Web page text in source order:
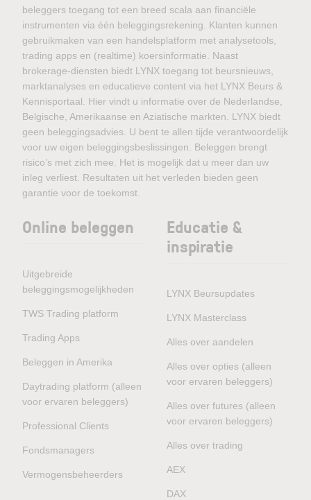
beleggers toegang tot een breed scala aan financiële
instrumenten via één beleggingsrekening. Klanten kunnen
gebruikmaken van een handelsplatform met analysetools,
trading apps en (realtime) koersinformatie. Naast
brokerage-diensten biedt LYNX toegang tot beursnieuws,
marktanalyses en educatieve content via het LYNX Beurs &
Kennisportaal. Hier vindt u informatie over de Nederlandse,
Belgische, Amerikaanse en Aziatische markten. LYNX biedt
geen beleggingsadvies. U bent te allen tijde verantwoordelijk
voor uw eigen beleggingsbeslissingen. Beleggen brengt
risico’s met zich mee. Het is mogelijk dat u meer dan uw
inleg verliest. Resultaten uit het verleden bieden geen
garantie voor de toekomst.
Online beleggen
Uitgebreide
beleggingsmogelijkheden
TWS Trading platform
Trading Apps
Beleggen in Amerika
Daytrading platform (alleen
voor ervaren beleggers)
Professional Clients
Fondsmanagers
Vermogensbeheerders
Educatie &
inspiratie
LYNX Beursupdates
LYNX Masterclass
Alles over aandelen
Alles over opties (alleen
voor ervaren beleggers)
Alles over futures (alleen
voor ervaren beleggers)
Alles over trading
AEX
DAX